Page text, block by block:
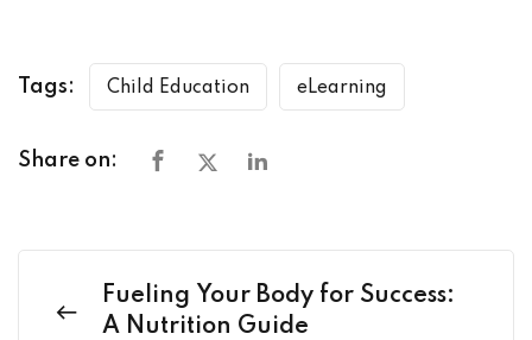
Tags: Child Education eLearning
Share on:
Fueling Your Body for Success:
A Nutrition Guide